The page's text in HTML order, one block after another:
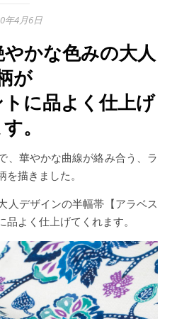
年4月6日
かな色みの大人
が
に品よく仕上げ
。
を描きました。
人デザインの半幅帯【アラベス
よく仕上げてくれます。